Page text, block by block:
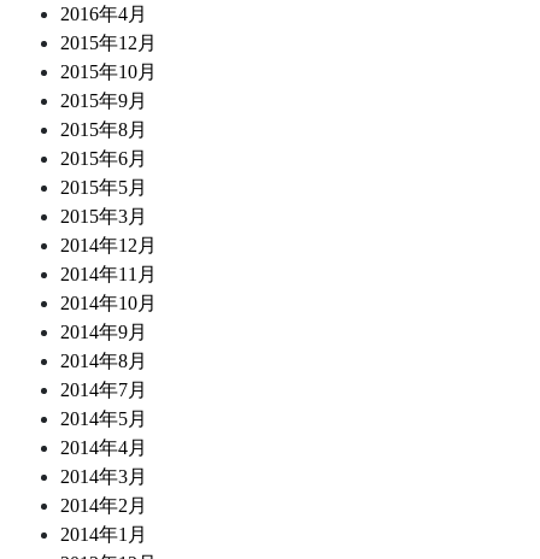
2016年4月
2015年12月
2015年10月
2015年9月
2015年8月
2015年6月
2015年5月
2015年3月
2014年12月
2014年11月
2014年10月
2014年9月
2014年8月
2014年7月
2014年5月
2014年4月
2014年3月
2014年2月
2014年1月